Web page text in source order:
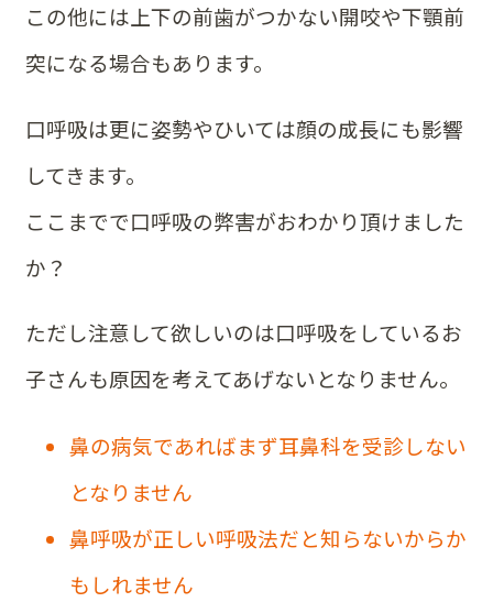
この他には上下の前歯がつかない開咬や下顎前
突になる場合もあります。
口呼吸は更に姿勢やひいては顔の成長にも影響
してきます。
ここまでで口呼吸の弊害がおわかり頂けました
か？
ただし注意して欲しいのは口呼吸をしているお
子さんも原因を考えてあげないとなりません。
鼻の病気であればまず耳鼻科を受診しない
となりません
鼻呼吸が正しい呼吸法だと知らないからか
もしれません